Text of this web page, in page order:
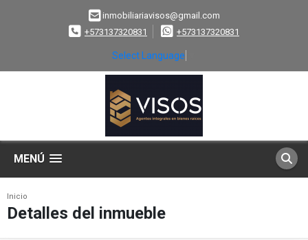
inmobiliariavisos@gmail.com
+573137320831
+573137320831
Select Language
MENÚ
Inicio
Detalles del inmueble